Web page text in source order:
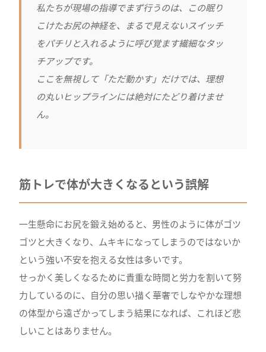
私たちが現場の指導でまず行うのは、この眠り
こけたお尻の神経を、まるで見えないスイッチ
をパチリと入れるように呼び覚ます繊細なタッ
チアップです。
ここを無視して「ただ動かす」だけでは、理想
の丸いヒップラインには絶対にたどり着けませ
ん。
筋トレで体が大きくなるという誤解
一生懸命にお尻を鍛え始めると、男性のように体がゴツ
ゴツと大きくなり、ムキキになってしまうのではないか
という強い不安を抱える女性は多いです。
せっかく美しくなるために貴重な時間と労力を割いて努
力しているのに、自分の思い描く華奢でしなやかな理想
の体型から遠ざかってしまう結果になれば、これほど悲
しいことはありません。